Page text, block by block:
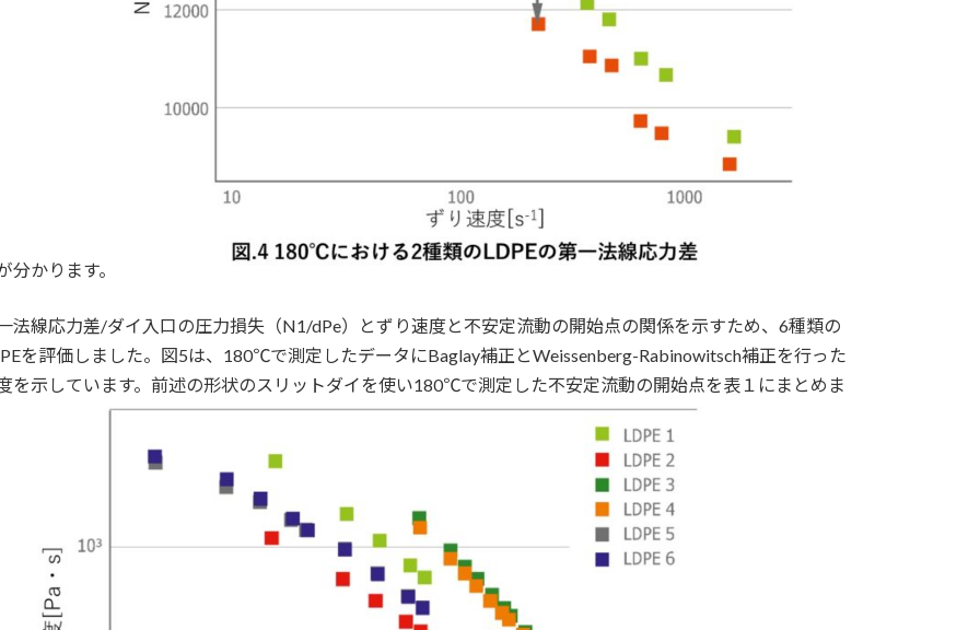
分かります。
法線応力差/ダイ入口の圧力損失（N1/dPe）とずり速度と不安定流動の開始点の関係を示すため、6種類の
を評価しました。図5は、180℃で測定したデータにBaglay補正とWeissenberg-Rabinowitsch補正を行った
を示しています。前述の形状のスリットダイを使い180℃で測定した不安定流動の開始点を表１にまとめま